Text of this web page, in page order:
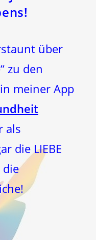
über
zu den
meiner App
als
die LIEBE
die